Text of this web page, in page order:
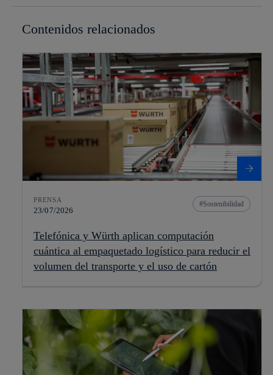
Contenidos relacionados
PRENSA
23/07/2026
Sostenibilidad
Telefónica y Würth aplican computación
cuántica al empaquetado logístico para reducir el
volumen del transporte y el uso de cartón